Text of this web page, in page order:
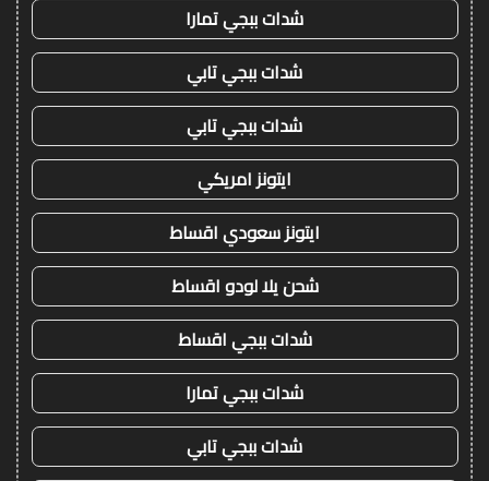
شدات ببجي تمارا
شدات ببجي تابي
شدات ببجي تابي
ايتونز امريكي
ايتونز سعودي اقساط
شحن يلا لودو اقساط
شدات ببجي اقساط
شدات ببجي تمارا
شدات ببجي تابي